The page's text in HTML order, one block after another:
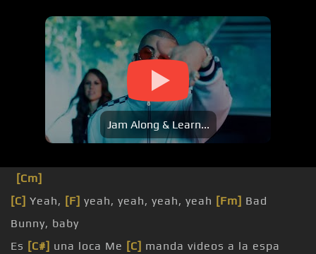
Jam Along & Learn...
[Cm]
[C] Yeah, [F] yeah, yeah, yeah, yeah [Fm] Bad
Bunny, baby
Es [C#] una loca Me [C] manda videos a la espa